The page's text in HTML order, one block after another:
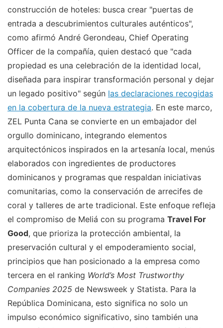
construcción de hoteles: busca crear "puertas de
entrada a descubrimientos culturales auténticos",
como afirmó André Gerondeau, Chief Operating
Officer de la compañía, quien destacó que "cada
propiedad es una celebración de la identidad local,
diseñada para inspirar transformación personal y dejar
un legado positivo" según las declaraciones recogidas
en la cobertura de la nueva estrategia. En este marco,
ZEL Punta Cana se convierte en un embajador del
orgullo dominicano, integrando elementos
arquitectónicos inspirados en la artesanía local, menús
elaborados con ingredientes de productores
dominicanos y programas que respaldan iniciativas
comunitarias, como la conservación de arrecifes de
coral y talleres de arte tradicional. Este enfoque refleja
el compromiso de Meliá con su programa Travel For
Good, que prioriza la protección ambiental, la
preservación cultural y el empoderamiento social,
principios que han posicionado a la empresa como
tercera en el ranking World’s Most Trustworthy
Companies 2025 de Newsweek y Statista. Para la
República Dominicana, esto significa no solo un
impulso económico significativo, sino también una